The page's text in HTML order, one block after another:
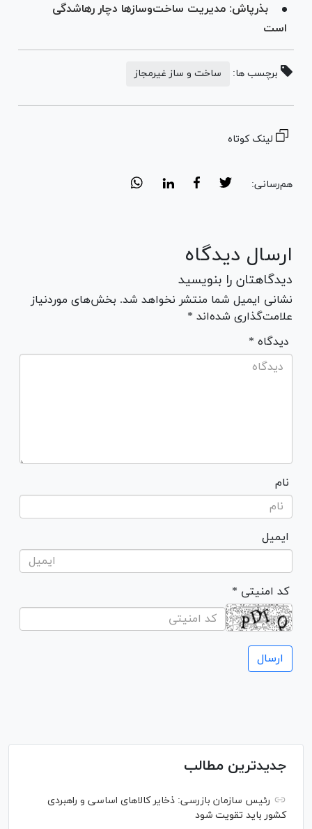
بذرپاش: مدیریت ساخت‌وساز‌ها دچار رهاشدگی
است
برچسب ها: ساخت و ساز غیرمجاز
لینک کوتاه
هم‌رسانی:
ارسال دیدگاه
دیدگاهتان را بنویسید
نشانی ایمیل شما منتشر نخواهد شد. بخش‌های موردنیاز
علامت‌گذاری شده‌اند *
* دیدگاه
نام
ایمیل
* کد امنیتی
جدیدترین مطالب
رئیس سازمان بازرسی: ذخایر کالاهای اساسی و راهبردی
کشور باید تقویت شود